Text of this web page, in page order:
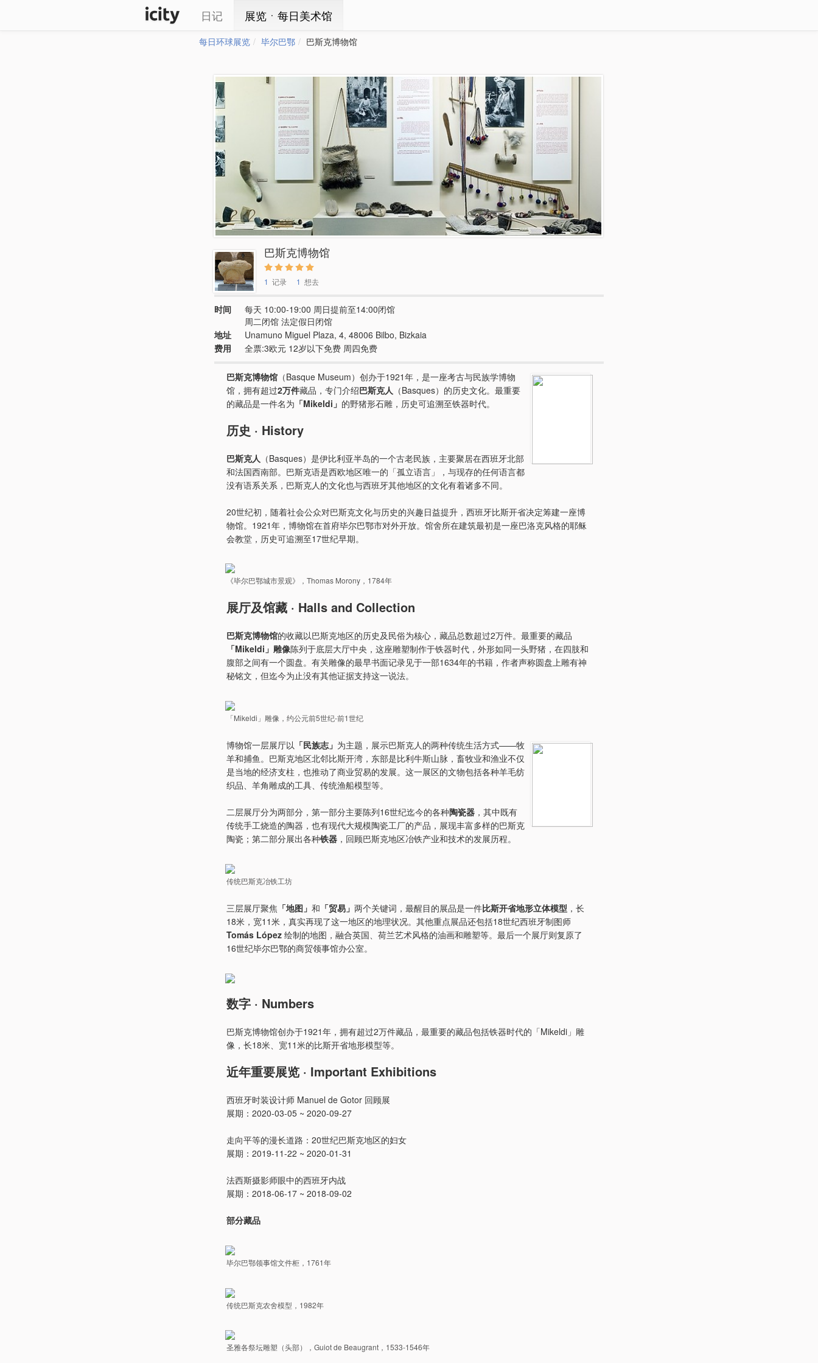
日记 展览ㆍ每日美术馆
每日环球展览 毕尔巴鄂 巴斯克博物馆
巴斯克博物馆
1 记录 1 想去
时间
每天 10:00-19:00 周日提前至14:00闭馆
周二闭馆 法定假日闭馆
地址
Unamuno Miguel Plaza, 4, 48006 Bilbo, Bizkaia
费用
全票:3欧元 12岁以下免费 周四免费
巴斯克博物馆 （Basque Museum）创办于1921年，是一座考古与民族学博物
馆，拥有超过2万件藏品，专门介绍巴斯克人 （Basques）的历史文化。最重要
的藏品是一件名为 「Mikeldi」 的野猪形石雕，历史可追溯至铁器时代。
历史 · History
巴斯克人 （Basques）是伊比利亚半岛的一个古老民族，主要聚居在西班牙北部
和法国西南部。巴斯克语是西欧地区唯一的「孤立语言」，与现存的任何语言都
没有语系关系，巴斯克人的文化也与西班牙其他地区的文化有着诸多不同。
20世纪初，随着社会公众对巴斯克文化与历史的兴趣日益提升，西班牙比斯开省决定筹建一座博
物馆。1921年，博物馆在首府毕尔巴鄂市对外开放。馆舍所在建筑最初是一座巴洛克风格的耶稣
会教堂，历史可追溯至17世纪早期。
《毕尔巴鄂城市景观》，Thomas Morony，1784年
展厅及馆藏 · Halls and Collection
巴斯克博物馆的收藏以巴斯克地区的历史及民俗为核心，藏品总数超过2万件。最重要的藏品
「Mikeldi」雕像陈列于底层大厅中央，这座雕塑制作于铁器时代，外形如同一头野猪，在四肢和
腹部之间有一个圆盘。有关雕像的最早书面记录见于一部1634年的书籍，作者声称圆盘上雕有神
秘铭文，但迄今为止没有其他证据支持这一说法。
「Mikeldi」雕像，约公元前5世纪-前1世纪
博物馆一层展厅以 「民族志」 为主题，展示巴斯克人的两种传统生活方式——牧
羊和捕鱼。巴斯克地区北邻比斯开湾，东部是比利牛斯山脉，畜牧业和渔业不仅
是当地的经济支柱，也推动了商业贸易的发展。这一展区的文物包括各种羊毛纺
织品、羊角雕成的工具、传统渔船模型等。
二层展厅分为两部分，第一部分主要陈列16世纪迄今的各种陶瓷器 ，其中既有
传统手工烧造的陶器，也有现代大规模陶瓷工厂的产品，展现丰富多样的巴斯克
陶瓷；第二部分展出各种铁器 ，回顾巴斯克地区冶铁产业和技术的发展历程。
传统巴斯克冶铁工坊
三层展厅聚焦 「地图」 和 「贸易」 两个关键词，最醒目的展品是一件比斯开省地形立体模型 ，长
18米，宽11米，真实再现了这一地区的地理状况。其他重点展品还包括18世纪西班牙制图师
Tomás López 绘制的地图，融合英国、荷兰艺术风格的油画和雕塑等。最后一个展厅则复原了
16世纪毕尔巴鄂的商贸领事馆办公室。
数字 · Numbers
巴斯克博物馆创办于1921年，拥有超过2万件藏品，最重要的藏品包括铁器时代的「Mikeldi」雕
像，长18米、宽11米的比斯开省地形模型等。
近年重要展览 · Important Exhibitions
西班牙时装设计师 Manuel de Gotor 回顾展
展期：2020-03-05 ~ 2020-09-27
走向平等的漫长道路：20世纪巴斯克地区的妇女
展期：2019-11-22 ~ 2020-01-31
法西斯摄影师眼中的西班牙内战
展期：2018-06-17 ~ 2018-09-02
部分藏品
毕尔巴鄂领事馆文件柜，1761年
传统巴斯克农舍模型，1982年
圣雅各祭坛雕塑（头部），Guiot de Beaugrant，1533-1546年